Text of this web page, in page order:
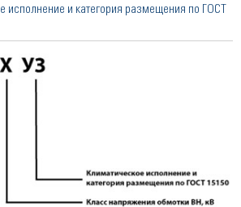
исполнение и категория размещения по ГОСТ